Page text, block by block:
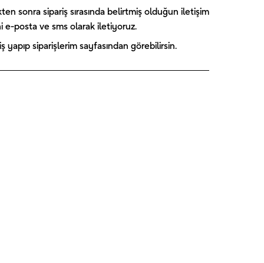
UNIQUE
UNIQUE
244,00
- UNIQUE
sonra sipariş sırasında belirtmiş olduğun iletişim
e-posta ve sms olarak iletiyoruz.
yapıp siparişlerim sayfasından görebilirsin.